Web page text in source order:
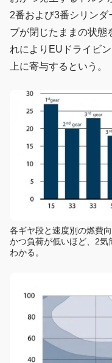
2番および3番シリン
ブが閉じたままの状態
れによりEUドライビ
上に寄与するという。
各ギヤ段と速度別の燃費
かつ負荷が低いほど、2
わかる。